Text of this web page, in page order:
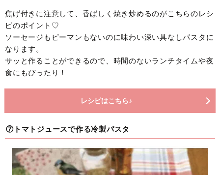
焦げ付きに注意して、香ばしく焼き炒めるのがこちらのレシ
ピのポイント♡
ソーセージもピーマンもないのに味わい深い具なしパスタに
なります。
サッと作ることができるので、時間のないランチタイムや夜
食にもぴったり！
レシピはこちら♪
⑦トマトジュースで作る冷製パスタ